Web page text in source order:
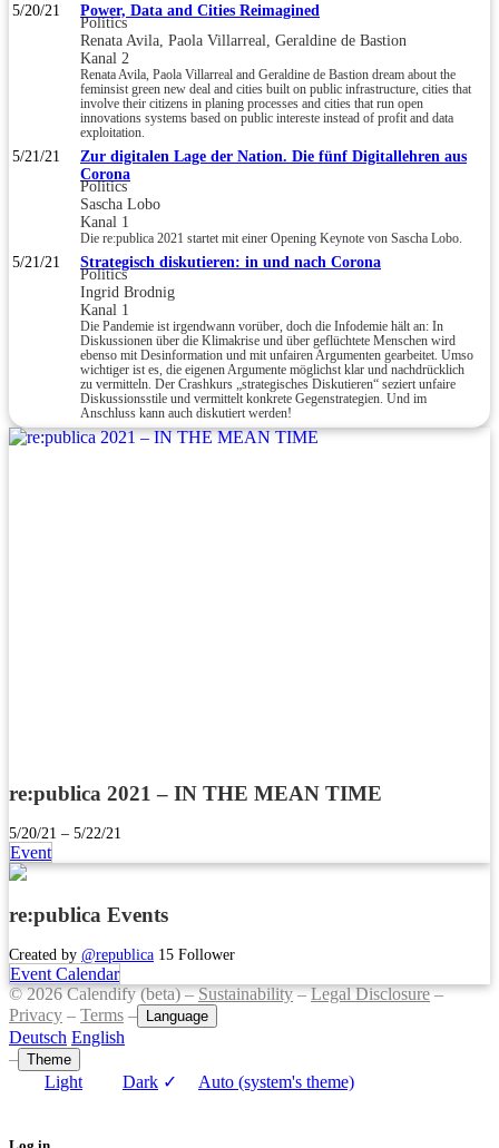
5/20/21 Power, Data and Cities Reimagined
Politics
Renata Avila, Paola Villarreal, Geraldine de Bastion
Kanal 2
Renata Avila, Paola Villarreal and Geraldine de Bastion dream about the
feminsist green new deal and cities built on public infrastructure, cities that
involve their citizens in planing processes and cities that run open
innovations systems based on public intereste instead of profit and data
exploitation.
5/21/21
Zur digitalen Lage der Nation. Die fünf Digitallehren aus
Corona
Politics
Sascha Lobo
Kanal 1
Die re:publica 2021 startet mit einer Opening Keynote von Sascha Lobo.
5/21/21 Strategisch diskutieren: in und nach Corona
Politics
Ingrid Brodnig
Kanal 1
Die Pandemie ist irgendwann vorüber, doch die Infodemie hält an: In
Diskussionen über die Klimakrise und über geflüchtete Menschen wird
ebenso mit Desinformation und mit unfairen Argumenten gearbeitet. Umso
wichtiger ist es, die eigenen Argumente möglichst klar und nachdrücklich
zu vermitteln. Der Crashkurs „strategisches Diskutieren“ seziert unfaire
Diskussionsstile und vermittelt konkrete Gegenstrategien. Und im
Anschluss kann auch diskutiert werden!
re:publica 2021 – IN THE MEAN TIME
5/20/21 – 5/22/21
Event
re:publica Events
Created by @republica 15 Follower
Event Calendar
© 2026 Calendify (beta) –Sustainability–Legal Disclosure–
Privacy – Terms – Language
Deutsch English
– Theme
Light Dark ✓ Auto (system's theme)